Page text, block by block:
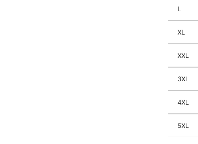
L
XL
XXL
3XL
4XL
5XL